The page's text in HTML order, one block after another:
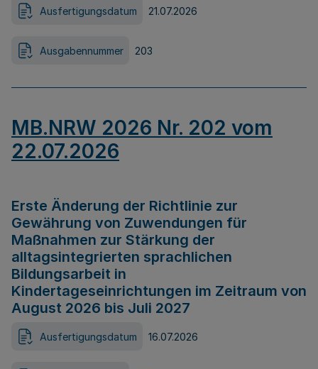
Ausfertigungsdatum 21.07.2026
Ausgabennummer 203
MB.NRW 2026 Nr. 202 vom
22.07.2026
Erste Änderung der Richtlinie zur
Gewährung von Zuwendungen für
Maßnahmen zur Stärkung der
alltagsintegrierten sprachlichen
Bildungsarbeit in
Kindertageseinrichtungen im Zeitraum von
August 2026 bis Juli 2027
Ausfertigungsdatum 16.07.2026